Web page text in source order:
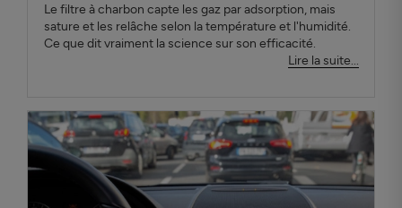
Le filtre à charbon capte les gaz par adsorption, mais
sature et les relâche selon la température et l'humidité.
Ce que dit vraiment la science sur son efficacité.
Lire la suite...